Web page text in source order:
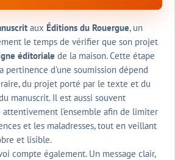
aux Éditions du Rouergue, un
le temps de vérifier que son projet
éditoriale de la maison. Cette étape
pertinence d'une soumission dépend
du projet porté par le texte et du
manuscrit. Il est aussi souvent
attentivement l'ensemble afin de limiter
et les maladresses, tout en veillant
et lisible.
compte également. Un message clair,